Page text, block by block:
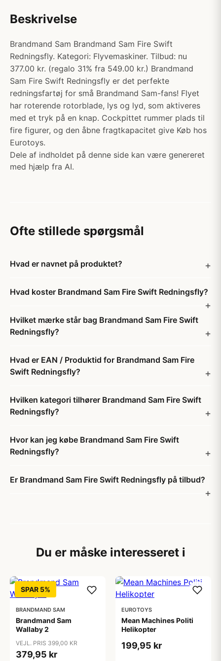
Beskrivelse
Brandmand Sam Brandmand Sam Fire Swift
Redningsfly. Kategori: Flyvemaskiner. Tilbud: nu
377.00 kr. (regalo 31% fra 549.00 kr.) Brandmand
Sam Fire Swift Redningsfly er det perfekte
redningsfartøj for små Brandmand Sam-fans! Flyet
har roterende rotorblade, lys og lyd, som aktiveres
med et tryk på en knap. Cockpittet rummer plads til
fire figurer, og den åbne fragtkapacitet give Køb hos
Eurotoys.
Dele af indholdet på denne side kan være genereret
med hjælp fra AI.
Ofte stillede spørgsmål
Hvad er navnet på produktet?
Hvad koster Brandmand Sam Fire Swift Redningsfly?
Hvilket mærke står bag Brandmand Sam Fire Swift
Redningsfly?
Hvad er EAN / Produktid for Brandmand Sam Fire
Swift Redningsfly?
Hvilken kategori tilhører Brandmand Sam Fire Swift
Redningsfly?
Hvor kan jeg købe Brandmand Sam Fire Swift
Redningsfly?
Er Brandmand Sam Fire Swift Redningsfly på tilbud?
Du er måske interesseret i
SPAR 5%
BRANDMAND SAM
Brandmand Sam
Wallaby 2
VEJL. PRIS 399,00 KR
379,95 kr
EUROTOYS
Mean Machines Politi
Helikopter
199,95 kr